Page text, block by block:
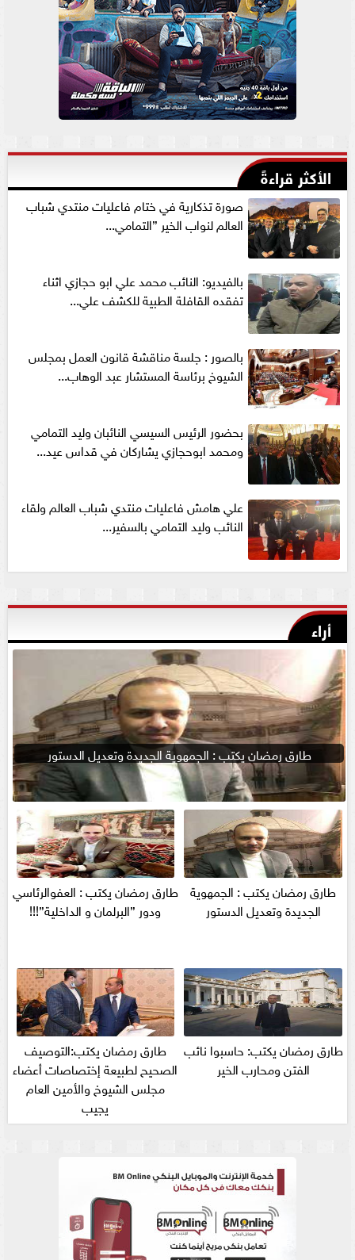
الأكثر قراءةً
صورة تذكارية في ختام فاعليات منتدي شباب
العالم لنواب الخير ”التمامي...
بالفيديو: النائب محمد علي ابو حجازي اثناء
تفقده القافلة الطبية للكشف علي...
بالصور : جلسة مناقشة قانون العمل بمجلس
الشيوخ برئاسة المستشار عبد الوهاب...
بحضور الرئيس السيسي النائبان وليد التمامي
ومحمد ابوحجازي يشاركان في قداس عيد...
علي هامش فاعليات منتدي شباب العالم ولقاء
النائب وليد التمامي بالسفير...
أراء
طارق رمضان يكتب : الجمهوية الجديدة وتعديل الدستور
طارق رمضان يكتب : الجمهوية
الجديدة وتعديل الدستور
طارق رمضان يكتب : العفوالرئاسي
ودور ”البرلمان و الداخلية”!!!
طارق رمضان يكتب: حاسبوا نائب
الفتن ومحارب الخير
طارق رمضان يكتب:التوصيف
الصحيح لطبيعة إختصاصات أعضاء
مجلس الشيوخ والأمين العام
يجيب